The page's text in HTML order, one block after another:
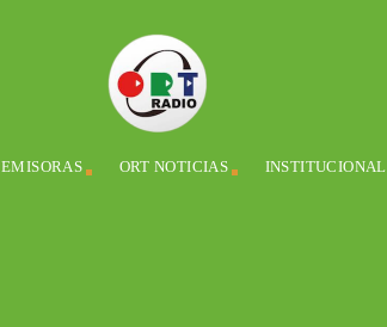
EMISORAS ORT NOTICIAS INSTITUCIONAL